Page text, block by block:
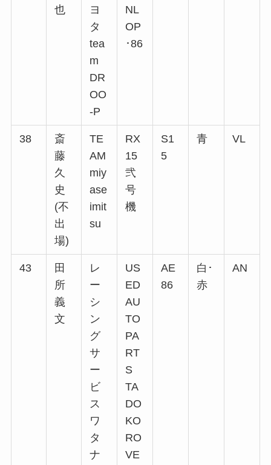
也
ヨ
タ
tea
m
DR
OO
-P
NL
OP
･86
38
斎
藤
久
史
(不
出
場)
TE
AM
miy
ase
imit
su
RX
15
弐
号
機
S1
5
青 VL
43
田
所
義
文
レ
ー
シ
ン
グ
サ
ー
ビ
ス
ワ
タ
ナ
US
ED
AU
TO
PA
RT
S
TA
DO
KO
RO
VE
AE
86
白･
赤
AN